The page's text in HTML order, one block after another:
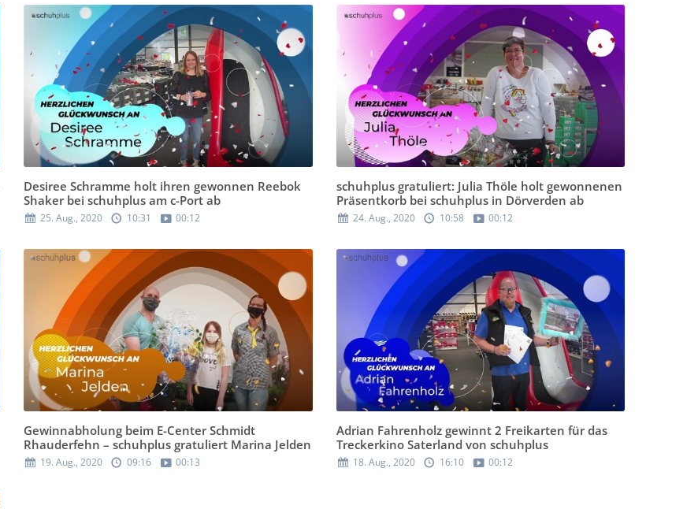
Desiree Schramme holt ihren gewonnen Reebok
Shaker bei schuhplus am c-Port ab
25. Aug., 2020 10:31 00:12
schuhplus gratuliert: Julia Thöle holt gewonnenen
Präsentkorb bei schuhplus in Dörverden ab
24. Aug., 2020 10:58 00:12
Gewinnabholung beim E-Center Schmidt
Rhauderfehn – schuhplus gratuliert Marina Jelden
19. Aug., 2020 09:16 00:13
Adrian Fahrenholz gewinnt 2 Freikarten für das
Treckerkino Saterland von schuhplus
18. Aug., 2020 16:10 00:12